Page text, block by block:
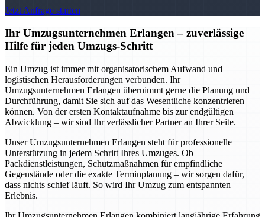
Jetzt Anfrage starten
Ihr Umzugsunternehmen Erlangen – zuverlässige
Hilfe für jeden Umzugs-Schritt
Ein Umzug ist immer mit organisatorischem Aufwand und
logistischen Herausforderungen verbunden. Ihr
Umzugsunternehmen Erlangen übernimmt gerne die Planung und
Durchführung, damit Sie sich auf das Wesentliche konzentrieren
können. Von der ersten Kontaktaufnahme bis zur endgültigen
Abwicklung – wir sind Ihr verlässlicher Partner an Ihrer Seite.
Unser Umzugsunternehmen Erlangen steht für professionelle
Unterstützung in jedem Schritt Ihres Umzuges. Ob
Packdienstleistungen, Schutzmaßnahmen für empfindliche
Gegenstände oder die exakte Terminplanung – wir sorgen dafür,
dass nichts schief läuft. So wird Ihr Umzug zum entspannten
Erlebnis.